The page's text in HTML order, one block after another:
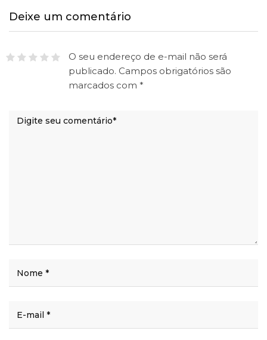
Deixe um comentário
O seu endereço de e-mail não será
publicado. Campos obrigatórios são
marcados com *